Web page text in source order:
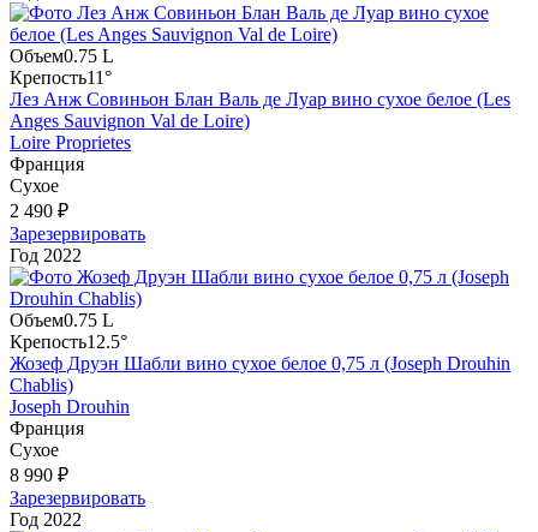
Объем0.75 L
Крепость11°
Лез Анж Совиньон Блан Валь де Луар вино сухое белое (Les
Anges Sauvignon Val de Loire)
Loire Proprietes
Франция
Сухое
2 490 ₽
Зарезервировать
Год 2022
Объем0.75 L
Крепость12.5°
Жозеф Друэн Шабли вино сухое белое 0,75 л (Joseph Drouhin
Chablis)
Joseph Drouhin
Франция
Сухое
8 990 ₽
Зарезервировать
Год 2022